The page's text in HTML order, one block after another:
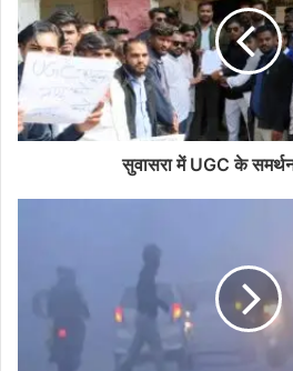
सुवासरा में UGC के समर्थन